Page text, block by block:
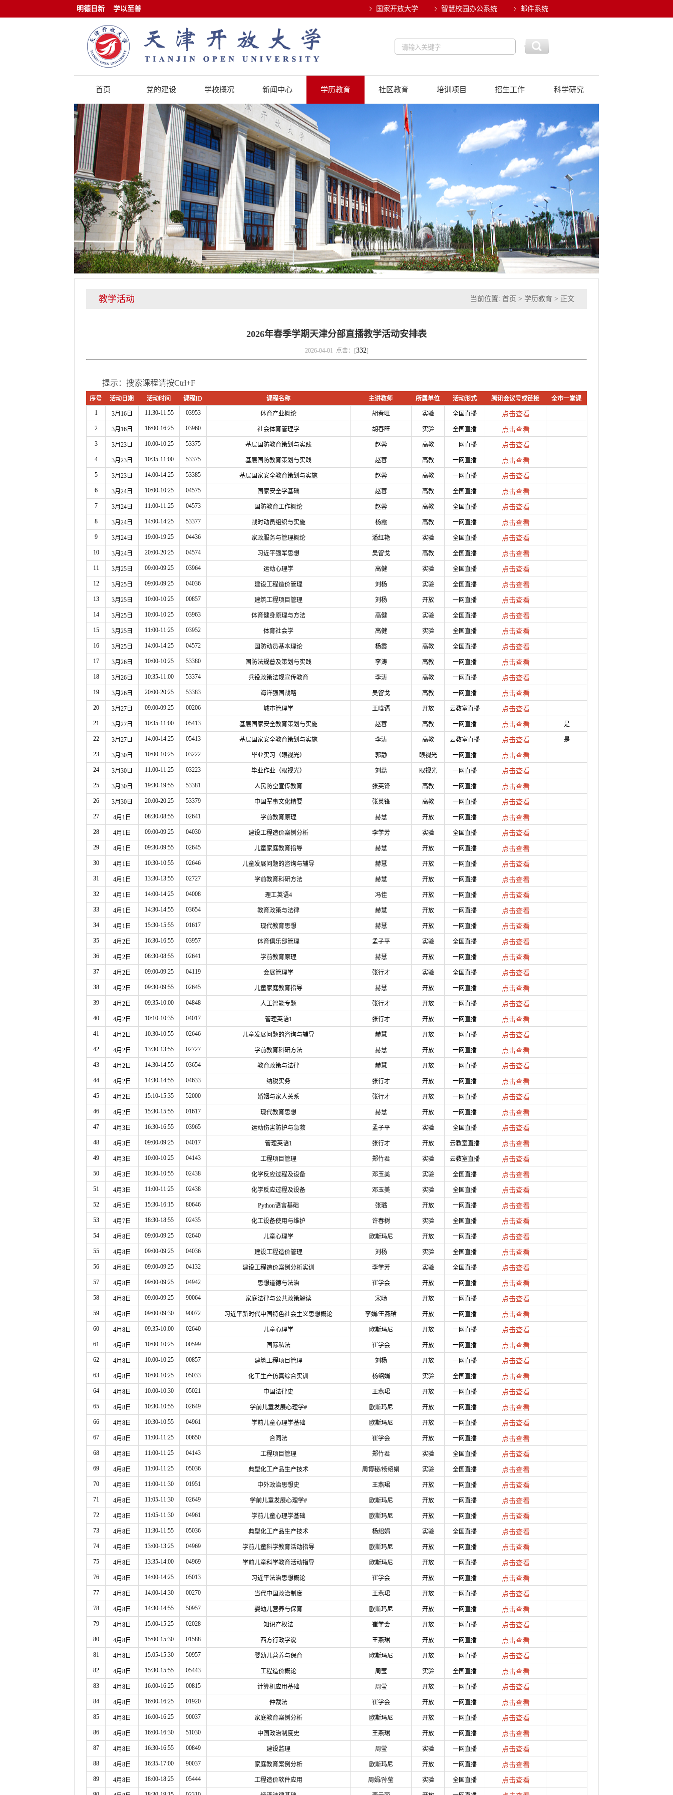
明德日新 学以至善 国家开放大学 智慧校园办公系统 邮件系统
首页 党的建设 学校概况 新闻中心 学历教育 社区教育 培训项目 招生工作 科学研究
教学活动 当前位置: 首页 > 学历教育 > 正文
2026年春季学期天津分部直播教学活动安排表
2026-04-01 点击：[332]
提示：搜索课程请按Ctrl+F
序号 活动日期 活动时间 课程ID 课程名称 主讲教师 所属单位 活动形式 腾讯会议号或链接
全市一堂课
1
3月16日 11:30-11:55 03953 体育产业概论 胡春旺 实验 全国直播 点击查看
2 3月16日 16:00-16:25 03960 社会体育管理学 胡春旺 实验 全国直播 点击查看
3 3月23日 10:00-10:25 53375 基层国防教育策划与实践 赵蓉 高教 一网直播 点击查看
4 3月23日 10:35-11:00 53375 基层国防教育策划与实践 赵蓉 高教 一网直播 点击查看
5 3月23日 14:00-14:25 53385 基层国家安全教育策划与实施 赵蓉 高教 一网直播 点击查看
6 3月24日 10:00-10:25 04575 国家安全学基础 赵蓉 高教 全国直播 点击查看
7 3月24日 11:00-11:25 04573 国防教育工作概论 赵蓉 高教 全国直播 点击查看
8 3月24日 14:00-14:25 53377 战时动员组织与实施 杨霞 高教 一网直播 点击查看
9 3月24日 19:00-19:25 04436 家政服务与管理概论 潘红艳 实验 全国直播 点击查看
10 3月24日 20:00-20:25 04574 习近平强军思想 吴留戈 高教 全国直播 点击查看
11 3月25日 09:00-09:25 03964 运动心理学 高健 实验 全国直播 点击查看
12 3月25日 09:00-09:25 04036 建设工程造价管理 刘杨 实验 全国直播 点击查看
13 3月25日 10:00-10:25 00857 建筑工程项目管理 刘杨 开放 一网直播 点击查看
14 3月25日 10:00-10:25 03963 体育健身原理与方法 高健 实验 全国直播 点击查看
15 3月25日 11:00-11:25 03952 体育社会学 高健 实验 全国直播 点击查看
16 3月25日 14:00-14:25 04572 国防动员基本理论 杨霞 高教 全国直播 点击查看
17 3月26日 10:00-10:25 53380 国防法规普及策划与实践 李涛 高教 一网直播 点击查看
18 3月26日 10:35-11:00 53374 兵役政策法规宣传教育 李涛 高教 一网直播 点击查看
19 3月26日 20:00-20:25 53383 海洋强国战略 吴留戈 高教 一网直播 点击查看
20 3月27日 09:00-09:25 00206 城市管理学 王晗语 开放 云教室直播 点击查看
21 3月27日 10:35-11:00 05413 基层国家安全教育策划与实施 赵蓉 高教 一网直播 点击查看 是
22 3月27日 14:00-14:25 05413 基层国家安全教育策划与实施 李涛 高教 云教室直播 点击查看 是
23 3月30日 10:00-10:25 03222 毕业实习（眼视光） 郭静 眼视光 一网直播 点击查看
24 3月30日 11:00-11:25 03223 毕业作业（眼视光） 刘蕊 眼视光 一网直播 点击查看
25 3月30日 19:30-19:55 53381 人民防空宣传教育 张英锋 高教 一网直播 点击查看
26 3月30日 20:00-20:25 53379 中国军事文化精要 张英锋 高教 一网直播 点击查看
27 4月1日 08:30-08:55 02641 学前教育原理 赫慧 开放 一网直播 点击查看
28 4月1日 09:00-09:25 04030 建设工程造价案例分析 李学芳 实验 全国直播 点击查看
29 4月1日 09:30-09:55 02645 儿童家庭教育指导 赫慧 开放 一网直播 点击查看
30 4月1日 10:30-10:55 02646 儿童发展问题的咨询与辅导 赫慧 开放 一网直播 点击查看
31 4月1日 13:30-13:55 02727 学前教育科研方法 赫慧 开放 一网直播 点击查看
32 4月1日 14:00-14:25 04008 理工英语4 冯佳 开放 一网直播 点击查看
33 4月1日 14:30-14:55 03654 教育政策与法律 赫慧 开放 一网直播 点击查看
34 4月1日 15:30-15:55 01617 现代教育思想 赫慧 开放 一网直播 点击查看
35 4月2日 16:30-16:55 03957 体育俱乐部管理 孟子平 实验 全国直播 点击查看
36 4月2日 08:30-08:55 02641 学前教育原理 赫慧 开放 一网直播 点击查看
37 4月2日 09:00-09:25 04119 会展管理学 张行才 实验 全国直播 点击查看
38 4月2日 09:30-09:55 02645 儿童家庭教育指导 赫慧 开放 一网直播 点击查看
39 4月2日 09:35-10:00 04848 人工智能专题 张行才 开放 一网直播 点击查看
40 4月2日 10:10-10:35 04017 管理英语1 张行才 开放 一网直播 点击查看
41 4月2日 10:30-10:55 02646 儿童发展问题的咨询与辅导 赫慧 开放 一网直播 点击查看
42 4月2日 13:30-13:55 02727 学前教育科研方法 赫慧 开放 一网直播 点击查看
43 4月2日 14:30-14:55 03654 教育政策与法律 赫慧 开放 一网直播 点击查看
44 4月2日 14:30-14:55 04633 纳税实务 张行才 开放 一网直播 点击查看
45 4月2日 15:10-15:35 52000 婚姻与家人关系 张行才 开放 一网直播 点击查看
46 4月2日 15:30-15:55 01617 现代教育思想 赫慧 开放 一网直播 点击查看
47 4月3日 16:30-16:55 03965 运动伤害防护与急救 孟子平 实验 全国直播 点击查看
48 4月3日 09:00-09:25 04017 管理英语1 张行才 开放 云教室直播 点击查看
49 4月3日 10:00-10:25 04143 工程项目管理 郑竹君 实验 云教室直播 点击查看
50 4月3日 10:30-10:55 02438 化学反应过程及设备 邓玉美 实验 全国直播 点击查看
51 4月3日 11:00-11:25 02438 化学反应过程及设备 邓玉美 实验 全国直播 点击查看
52 4月5日 15:30-16:15 80646 Python语言基础 张璐 开放 一网直播 点击查看
53 4月7日 18:30-18:55 02435 化工设备使用与维护 许春树 实验 全国直播 点击查看
54 4月8日 09:00-09:25 02640 儿童心理学 欧斯玛尼 开放 一网直播 点击查看
55 4月8日 09:00-09:25 04036 建设工程造价管理 刘杨 实验 全国直播 点击查看
56 4月8日 09:00-09:25 04132 建设工程造价案例分析实训 李学芳 实验 全国直播 点击查看
57 4月8日 09:00-09:25 04942 思想道德与法治 崔学会 开放 一网直播 点击查看
58 4月8日 09:00-09:25 90064 家庭法律与公共政策解读 宋旸 开放 一网直播 点击查看
59 4月8日 09:00-09:30 90072 习近平新时代中国特色社会主义思想概论 李娟/王燕珺 开放 一网直播 点击查看
60 4月8日 09:35-10:00 02640 儿童心理学 欧斯玛尼 开放 一网直播 点击查看
61 4月8日 10:00-10:25 00599 国际私法 崔学会 开放 一网直播 点击查看
62 4月8日 10:00-10:25 00857 建筑工程项目管理 刘杨 开放 一网直播 点击查看
63 4月8日 10:00-10:25 05033 化工生产仿真综合实训 杨绍娟 实验 全国直播 点击查看
64 4月8日 10:00-10:30 05021 中国法律史 王燕珺 开放 一网直播 点击查看
65 4月8日 10:30-10:55 02649 学前儿童发展心理学# 欧斯玛尼 开放 一网直播 点击查看
66 4月8日 10:30-10:55 04961 学前儿童心理学基础 欧斯玛尼 开放 一网直播 点击查看
67 4月8日 11:00-11:25 00650 合同法 崔学会 开放 一网直播 点击查看
68 4月8日 11:00-11:25 04143 工程项目管理 郑竹君 实验 全国直播 点击查看
69 4月8日 11:00-11:25 05036 典型化工产品生产技术 周博秘/杨绍娟 实验 全国直播 点击查看
70 4月8日 11:00-11:30 01951 中外政治思想史 王燕珺 开放 一网直播 点击查看
71 4月8日 11:05-11:30 02649 学前儿童发展心理学# 欧斯玛尼 开放 一网直播 点击查看
72 4月8日 11:05-11:30 04961 学前儿童心理学基础 欧斯玛尼 开放 一网直播 点击查看
73 4月8日 11:30-11:55 05036 典型化工产品生产技术 杨绍娟 实验 全国直播 点击查看
74 4月8日 13:00-13:25 04969 学前儿童科学教育活动指导 欧斯玛尼 开放 一网直播 点击查看
75 4月8日 13:35-14:00 04969 学前儿童科学教育活动指导 欧斯玛尼 开放 一网直播 点击查看
76 4月8日 14:00-14:25 05013 习近平法治思想概论 崔学会 开放 一网直播 点击查看
77 4月8日 14:00-14:30 00270 当代中国政治制度 王燕珺 开放 一网直播 点击查看
78 4月8日 14:30-14:55 50957 婴幼儿营养与保育 欧斯玛尼 开放 一网直播 点击查看
79 4月8日 15:00-15:25 02028 知识产权法 崔学会 开放 一网直播 点击查看
80 4月8日 15:00-15:30 01588 西方行政学说 王燕珺 开放 一网直播 点击查看
81 4月8日 15:05-15:30 50957 婴幼儿营养与保育 欧斯玛尼 开放 一网直播 点击查看
82 4月8日 15:30-15:55 05443 工程造价概论 周莹 实验 全国直播 点击查看
83 4月8日 16:00-16:25 00815 计算机应用基础 周莹 开放 一网直播 点击查看
84 4月8日 16:00-16:25 01920 仲裁法 崔学会 开放 一网直播 点击查看
85 4月8日 16:00-16:25 90037 家庭教育案例分析 欧斯玛尼 开放 一网直播 点击查看
86 4月8日 16:00-16:30 51030 中国政治制度史 王燕珺 开放 一网直播 点击查看
87 4月8日 16:30-16:55 00849 建设监理 周莹 实验 一网直播 点击查看
88 4月8日 16:35-17:00 90037 家庭教育案例分析 欧斯玛尼 开放 一网直播 点击查看
89 4月8日 18:00-18:25 05444 工程造价软件应用 周娟/孙莹 实验 全国直播 点击查看